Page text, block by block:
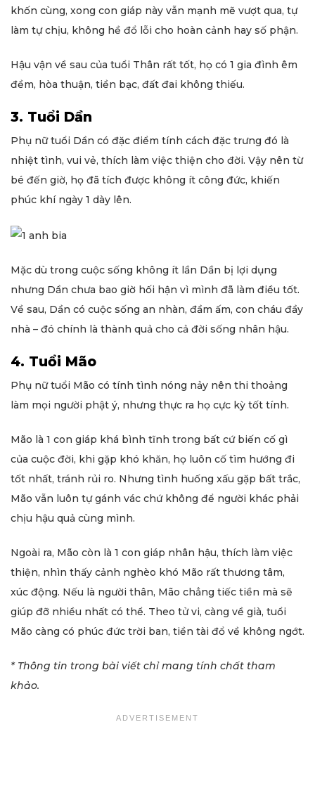
khốn cùng, xong con giáp này vẫn mạnh mẽ vượt qua, tự
làm tự chịu, không hề đổ lỗi cho hoàn cảnh hay số phận.
Hậu vận về sau của tuổi Thân rất tốt, họ có 1 gia đình êm
đềm, hòa thuận, tiền bạc, đất đai không thiếu.
3. Tuổi Dần
Phụ nữ tuổi Dần có đặc điểm tính cách đặc trưng đó là
nhiệt tình, vui vẻ, thích làm việc thiện cho đời. Vậy nên từ
bé đến giờ, họ đã tích được không ít công đức, khiến
phúc khí ngày 1 dày lên.
Mặc dù trong cuộc sống không ít lần Dần bị lợi dụng
nhưng Dần chưa bao giờ hối hận vì mình đã làm điều tốt.
Về sau, Dần có cuộc sống an nhàn, đầm ấm, con cháu đầy
nhà – đó chính là thành quả cho cả đời sống nhân hậu.
4. Tuổi Mão
Phụ nữ tuổi Mão có tính tình nóng nảy nên thi thoảng
làm mọi người phật ý, nhưng thực ra họ cực kỳ tốt tính.
Mão là 1 con giáp khá bình tĩnh trong bất cứ biến cố gì
của cuộc đời, khi gặp khó khăn, họ luôn cố tìm hướng đi
tốt nhất, tránh rủi ro. Nhưng tình huống xấu gặp bất trắc,
Mão vẫn luôn tự gánh vác chứ không để người khác phải
chịu hậu quả cùng mình.
Ngoài ra, Mão còn là 1 con giáp nhân hậu, thích làm việc
thiện, nhìn thấy cảnh nghèo khó Mão rất thương tâm,
xúc động. Nếu là người thân, Mão chẳng tiếc tiền mà sẽ
giúp đỡ nhiều nhất có thể. Theo tử vi, càng về già, tuổi
Mão càng có phúc đức trời ban, tiền tài đổ về không ngớt.
* Thông tin trong bài viết chỉ mang tính chất tham
khảo.